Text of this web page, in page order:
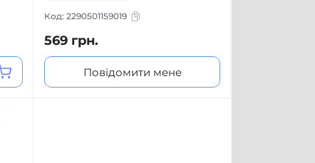
Код:2290501159019
569 грн.
Повідомити мене